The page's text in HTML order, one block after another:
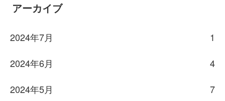
アーカイブ
2024年7月
1
2024年6月
4
2024年5月
7